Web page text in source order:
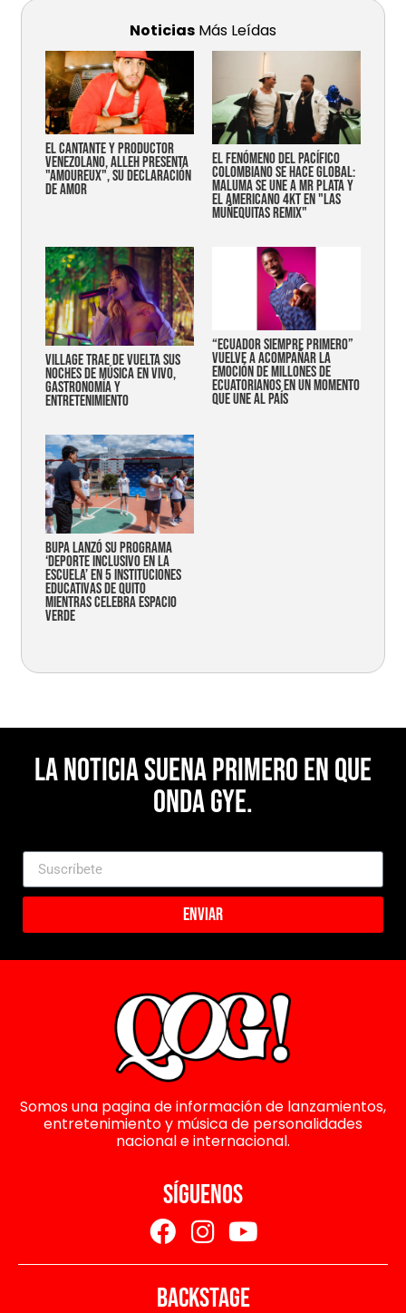
Noticias Más Leídas
EL CANTANTE Y PRODUCTOR
VENEZOLANO, ALLEH PRESENTA
"AMOUREUX", SU DECLARACIÓN
DE AMOR
EL FENÓMENO DEL PACÍFICO
COLOMBIANO SE HACE GLOBAL:
MALUMA SE UNE A MR PLATA Y
EL AMERICANO 4KT EN "LAS
MUÑEQUITAS REMIX"
Village trae de vuelta sus
noches de música en vivo,
gastronomía y
entretenimiento
“Ecuador siempre primero”
vuelve a acompañar la
emoción de millones de
ecuatorianos en un momento
que une al país
Bupa lanzó su programa
‘Deporte Inclusivo en la
Escuela’ en 5 instituciones
educativas de Quito
mientras celebra espacio
verde
La noticia suena primero en Que
Onda Gye.
Enviar
Somos una pagina de información de lanzamientos,
entretenimiento y música de personalidades
nacional e internacional.
SÍGUENOS
BACKSTAGE